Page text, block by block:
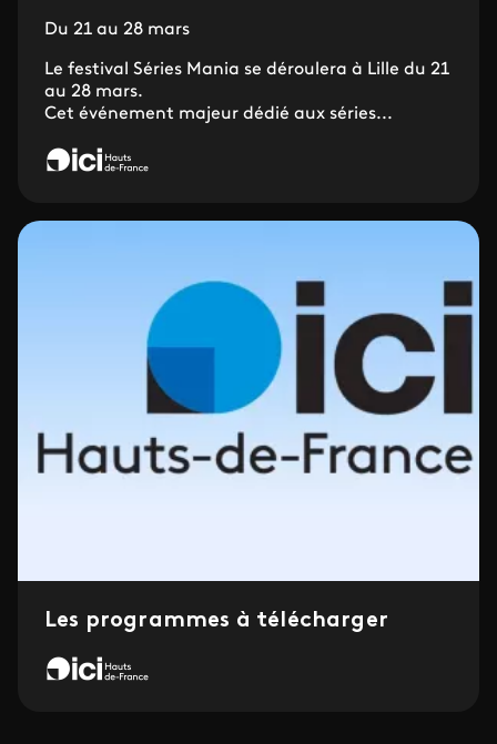
Du 21 au 28 mars
Le festival Séries Mania se déroulera à Lille du 21
au 28 mars.
Cet événement majeur dédié aux séries...
Les programmes à télécharger